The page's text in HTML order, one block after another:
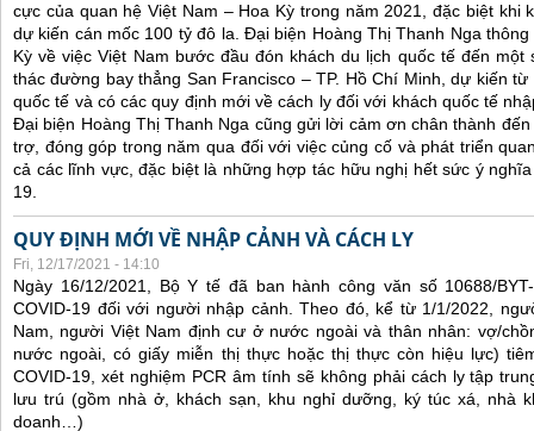
cực của quan hệ Việt Nam – Hoa Kỳ trong năm 2021, đặc biệt khi
dự kiến cán mốc 100 tỷ đô la. Đại biện Hoàng Thị Thanh Nga
Kỳ về việc Việt Nam bước đầu đón khách du lịch quốc tế đến
thác đường bay thẳng San Francisco – TP. Hồ Chí Minh, dự kiến
quốc tế và có các quy định mới về cách ly đối với khách quốc tế
Đại biện Hoàng Thị Thanh Nga cũng gửi lời cảm ơn chân thành
trợ, đóng góp trong năm qua đối với việc củng cố và phát triển
cả các lĩnh vực, đặc biệt là những hợp tác hữu nghị hết sức ý
19.
QUY ĐỊNH MỚI VỀ NHẬP CẢNH VÀ CÁCH LY
Fri, 12/17/2021 - 14:10
Ngày 16/12/2021, Bộ Y tế đã ban hành công văn số 10688/
COVID-19 đối với người nhập cảnh. Theo đó, kể từ 1/1/2022,
Nam, người Việt Nam định cư ở nước ngoài và thân nhân: vợ/
nước ngoài, có giấy miễn thị thực hoặc thị thực còn hiệu lực)
COVID-19, xét nghiệm PCR âm tính sẽ không phải cách ly tập
lưu trú (gồm nhà ở, khách sạn, khu nghỉ dưỡng, ký túc xá, nhà
doanh…)